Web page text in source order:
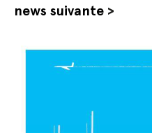
news suivante >